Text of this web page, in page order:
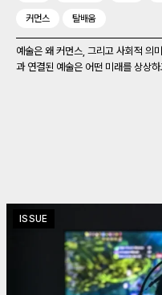
커먼스 탈배움
예술은 왜 커먼스, 그리고 사회적 의
과 연결된 예술은 어떤 미래를 상상
ISSUE